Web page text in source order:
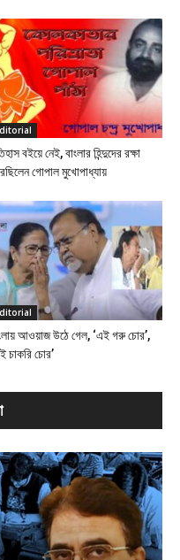
বইয়ে নেই, বাংলার হিন্দুদের রক্ষা
গোপাল মুখোপাধ্যায়
আওয়াজ উঠে গেল, ‘এই গরু চোর’,
চাকরি চোর’